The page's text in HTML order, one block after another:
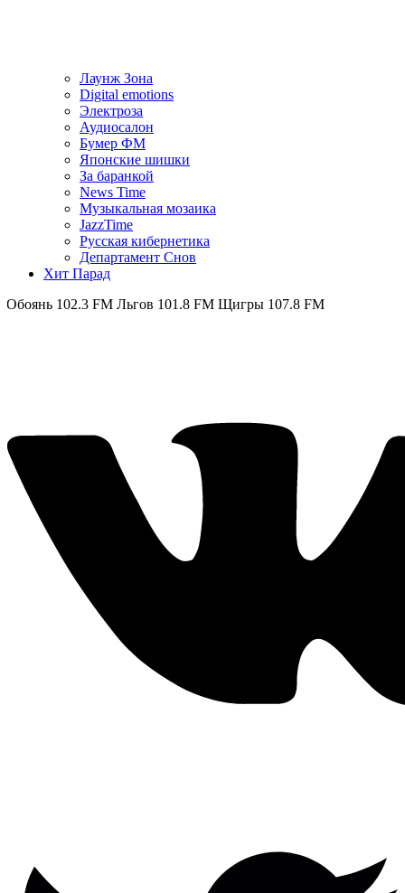
Лаунж Зона
Digital emotions
Электроза
Аудиосалон
Бумер ФМ
Японскиe шишки
За баранкой
News Time
Музыкальная мозаика
JazzTime
Русская кибернетика
Департамент Снов
Хит Парад
FM Льгов 101.8 FM Щигры 107.8 FM